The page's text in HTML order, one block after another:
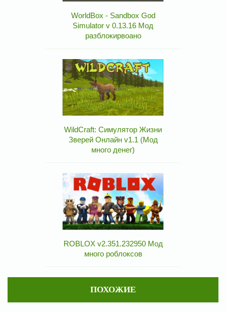
WorldBox - Sandbox God
Simulator v 0.13.16 Мод
разблокирвоано
WildCraft: Симулятор Жизни
Зверей Онлайн v1.1 (Мод
много денег)
ROBLOX v2.351.232950 Мод
много роблоксов
ПОХОЖИЕ